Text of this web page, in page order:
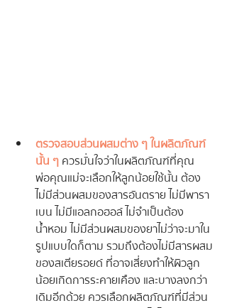
ตรวจสอบส่วนผสมต่าง ๆ ในผลิตภัณฑ์
นั้น ๆควรมั่นใจว่าในผลิตภัณฑ์ที่คุณ
พ่อคุณแม่จะเลือกให้ลูกน้อยใช้นั้น ต้อง
ไม่มีส่วนผสมของสารอันตราย ไม่มีพารา
เบน ไม่มีแอลกอฮอล์ ไม่จำเป็นต้อง
น้ำหอม ไม่มีส่วนผสมของยาไม่ว่าจะมาใน
รูปแบบใดก็ตาม รวมถึงต้องไม่มีสารผสม
ของสเตียรอยด์ ที่อาจเสี่ยงทำให้ผิวลูก
น้อยเกิดการระคายเคือง และบางลงกว่า
เดิมอีกด้วย ควรเลือกผลิตภัณฑ์ที่มีส่วน